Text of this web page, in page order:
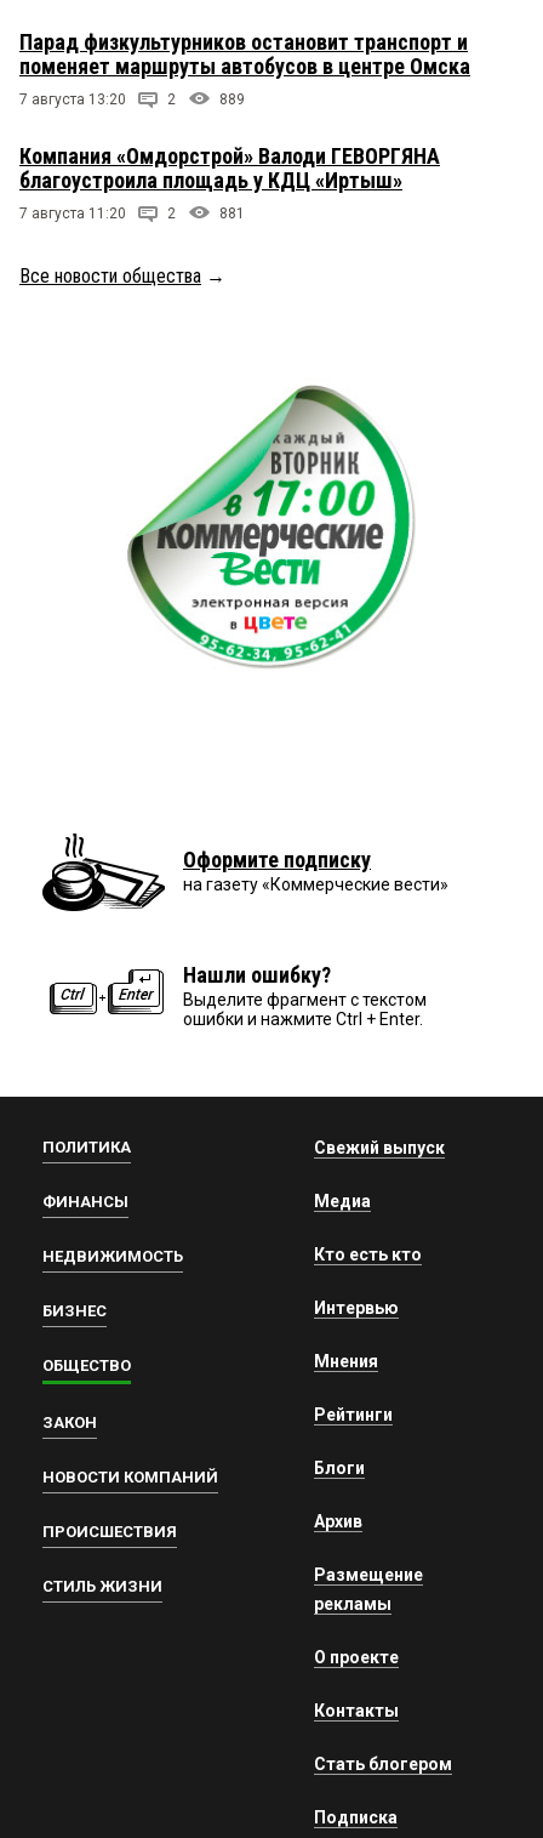
Парад физкультурников остановит транспорт и
поменяет маршруты автобусов в центре Омска
7 августа 13:20 2 889
Компания «Омдорстрой» Валоди ГЕВОРГЯНА
благоустроила площадь у КДЦ «Иртыш»
7 августа 11:20 2 881
Все новости общества →
Оформите подписку
на газету «Коммерческие вести»
Нашли ошибку?
Выделите фрагмент с текстом
ошибки и нажмите Ctrl + Enter.
ПОЛИТИКА
ФИНАНСЫ
НЕДВИЖИМОСТЬ
БИЗНЕС
ОБЩЕСТВО
ЗАКОН
НОВОСТИ КОМПАНИЙ
ПРОИСШЕСТВИЯ
СТИЛЬ ЖИЗНИ
Свежий выпуск
Медиа
Кто есть кто
Интервью
Мнения
Рейтинги
Блоги
Архив
Размещение
рекламы
О проекте
Контакты
Стать блогером
Подписка